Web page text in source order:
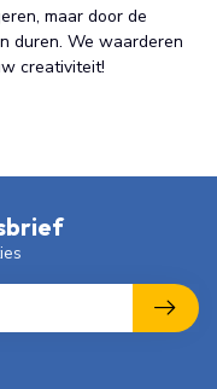
maar door de
duren. We waarderen
creativiteit!